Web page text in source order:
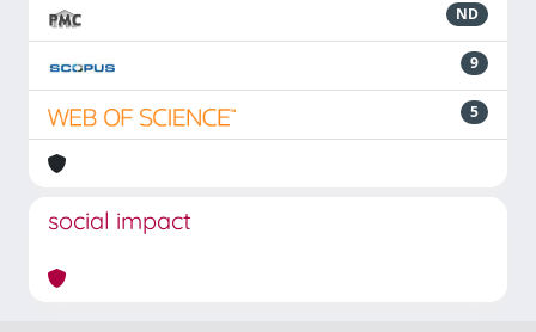
ND
9
5
social impact